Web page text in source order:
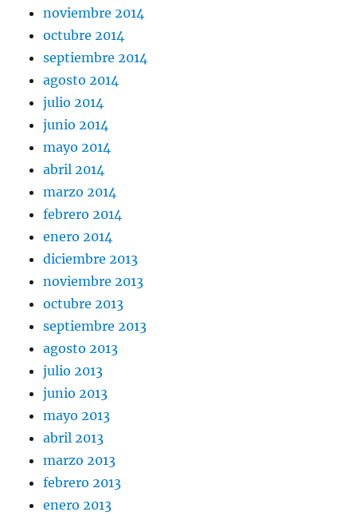
noviembre 2014
octubre 2014
septiembre 2014
agosto 2014
julio 2014
junio 2014
mayo 2014
abril 2014
marzo 2014
febrero 2014
enero 2014
diciembre 2013
noviembre 2013
octubre 2013
septiembre 2013
agosto 2013
julio 2013
junio 2013
mayo 2013
abril 2013
marzo 2013
febrero 2013
enero 2013